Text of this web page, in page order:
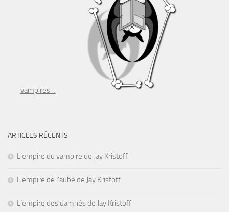
vampires…
ARTICLES RÉCENTS
L’empire du vampire de Jay Kristoff
L’empire de l’aube de Jay Kristoff
L’empire des damnés de Jay Kristoff